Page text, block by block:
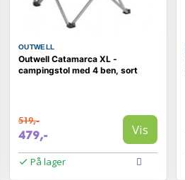
OUTWELL
Outwell Catamarca XL -
campingstol med 4 ben, sort
519,-
479,- Vis
På lager